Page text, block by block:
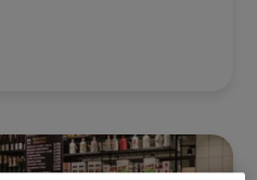
et fiable, pour vos